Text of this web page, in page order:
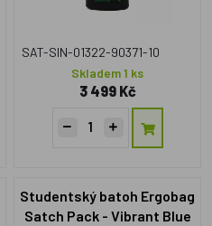
SAT-SIN-01322-90371-10
Skladem 1 ks
3 499 Kč
Studentský batoh Ergobag
Satch Pack - Vibrant Blue